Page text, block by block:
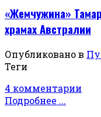
«Жемчужина»
храмах Австралии
Опубликовано в
Теги
4 комментарии
Подробнее ...